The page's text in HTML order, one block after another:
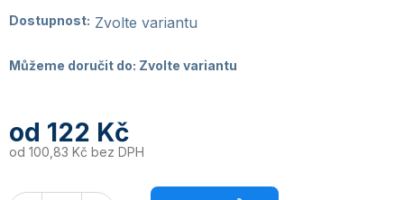
Dostupnost: Zvolte variantu
Můžeme doručit do: Zvolte variantu
od 122 Kč
od 100,83 Kč bez DPH